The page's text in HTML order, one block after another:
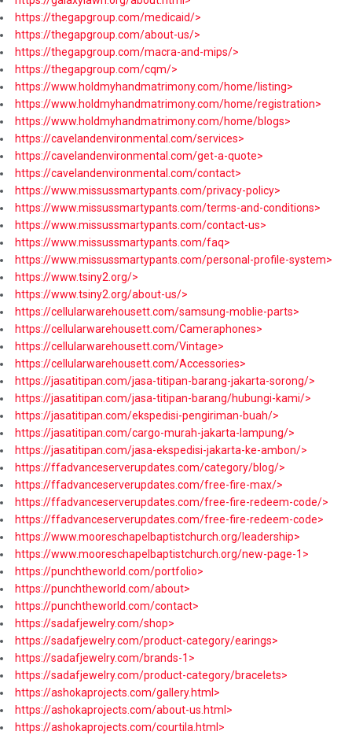
https://thegapgroup.com/medicaid/>
https://thegapgroup.com/about-us/>
https://thegapgroup.com/macra-and-mips/>
https://thegapgroup.com/cqm/>
https://www.holdmyhandmatrimony.com/home/listing>
https://www.holdmyhandmatrimony.com/home/registration>
https://www.holdmyhandmatrimony.com/home/blogs>
https://cavelandenvironmental.com/services>
https://cavelandenvironmental.com/get-a-quote>
https://cavelandenvironmental.com/contact>
https://www.missussmartypants.com/privacy-policy>
https://www.missussmartypants.com/terms-and-conditions>
https://www.missussmartypants.com/contact-us>
https://www.missussmartypants.com/faq>
https://www.missussmartypants.com/personal-profile-system>
https://www.tsiny2.org/>
https://www.tsiny2.org/about-us/>
https://cellularwarehousett.com/samsung-moblie-parts>
https://cellularwarehousett.com/Cameraphones>
https://cellularwarehousett.com/Vintage>
https://cellularwarehousett.com/Accessories>
https://jasatitipan.com/jasa-titipan-barang-jakarta-sorong/>
https://jasatitipan.com/jasa-titipan-barang/hubungi-kami/>
https://jasatitipan.com/ekspedisi-pengiriman-buah/>
https://jasatitipan.com/cargo-murah-jakarta-lampung/>
https://jasatitipan.com/jasa-ekspedisi-jakarta-ke-ambon/>
https://ffadvanceserverupdates.com/category/blog/>
https://ffadvanceserverupdates.com/free-fire-max/>
https://ffadvanceserverupdates.com/free-fire-redeem-code/>
https://ffadvanceserverupdates.com/free-fire-redeem-code>
https://www.mooreschapelbaptistchurch.org/leadership>
https://www.mooreschapelbaptistchurch.org/new-page-1>
https://punchtheworld.com/portfolio>
https://punchtheworld.com/about>
https://punchtheworld.com/contact>
https://sadafjewelry.com/shop>
https://sadafjewelry.com/product-category/earings>
https://sadafjewelry.com/brands-1>
https://sadafjewelry.com/product-category/bracelets>
https://ashokaprojects.com/gallery.html>
https://ashokaprojects.com/about-us.html>
https://ashokaprojects.com/courtila.html>